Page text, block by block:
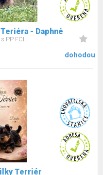
- Daphné
s PP FCI
dohodou
Terriér